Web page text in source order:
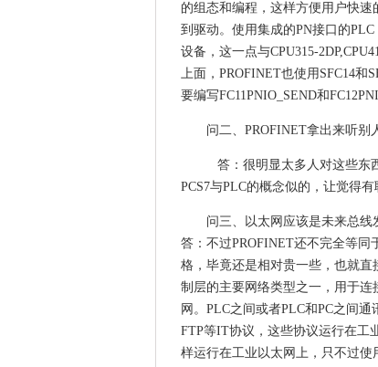
的组态和编程，这样方便用户快速
到驱动。使用集成的PN接口的PLC
设备，这一点与CPU315-
上面，PROFINET也使用SFC14和
要编写FC11PNIO_SEND和
问二、PROFINET拿出来听别
答：很明显太多人对这些东
PCS7与PLC的概念似的，让觉得
问三、以太网应该是未来总线
答：不过PROFINET还不完全等同
格，毕竟还是相对贵一些，也就
制层的主要网络类型之一，用于连
网。PLC之间或者PLC和PC之间
FTP等IT协议，这些协议运行在工
样运行在工业以太网上，只不过使